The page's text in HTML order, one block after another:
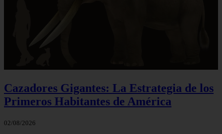
Cazadores Gigantes: La Estrategia de los
Primeros Habitantes de América
02/08/2026